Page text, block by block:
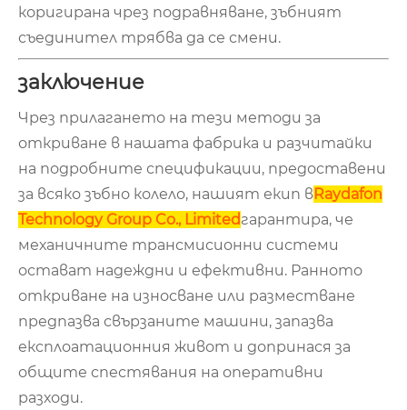
коригирана чрез подравняване, зъбният
съединител трябва да се смени.
заключение
Чрез прилагането на тези методи за
откриване в нашата фабрика и разчитайки
на подробните спецификации, предоставени
за всяко зъбно колело, нашият екип вRaydafon
Technology Group Co., Limitedгарантира, че
механичните трансмисионни системи
остават надеждни и ефективни. Ранното
откриване на износване или разместване
предпазва свързаните машини, запазва
експлоатационния живот и допринася за
общите спестявания на оперативни
разходи.